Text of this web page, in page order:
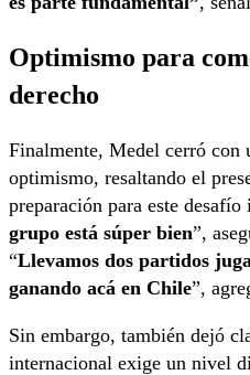
Optimismo para
derecho
Finalmente, Medel cerró con
optimismo, resaltando el
preparación para este
grupo está súper bien”,
“Llevamos dos partidos
ganando acá en Chile”,
Sin embargo, también dejó
internacional exige un nivel